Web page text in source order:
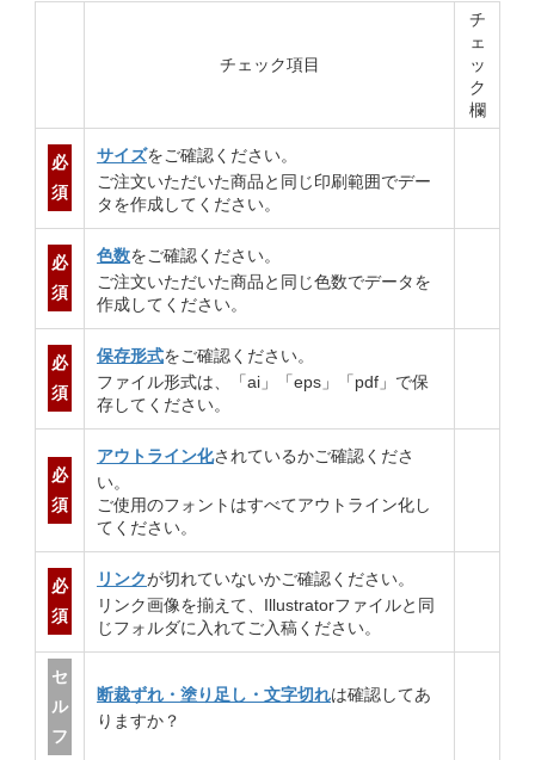
チェック項目
チ
ェ
ッ
ク
欄
必
須
サイズをご確認ください。
ご注文いただいた商品と同じ印刷範囲でデー
タを作成してください。
必
須
色数をご確認ください。
ご注文いただいた商品と同じ色数でデータを
作成してください。
必
須
保存形式をご確認ください。
ファイル形式は、「ai」「eps」「pdf」で保
存してください。
必
須
アウトライン化されているかご確認くださ
い。
ご使用のフォントはすべてアウトライン化し
てください。
必
須
リンクが切れていないかご確認ください。
リンク画像を揃えて、Illustratorファイルと同
じフォルダに入れてご入稿ください。
セ
ル
フ
断裁ずれ・塗り足し・文字切れは確認してあ
りますか？